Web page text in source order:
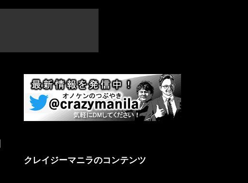
クレイジーマニラのコンテンツ